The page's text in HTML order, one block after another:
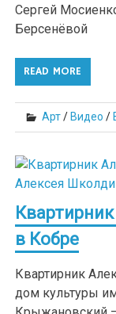
Сергей
Берсенёвой
READ MORE
Арт/ Видео /
в Кобре
Квартирник
дом культуры